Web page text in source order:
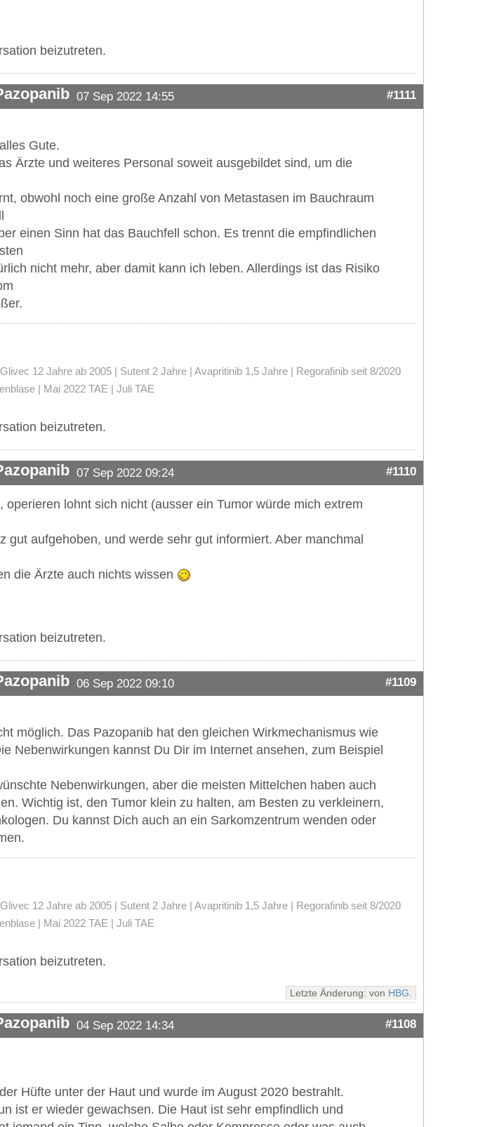
beizutreten.
07 Sep 2022 14:55 #1111
Gute.
Ärzte und weiteres Personal soweit ausgebildet sind, um die
obwohl noch eine große Anzahl von Metastasen im Bauchraum
einen Sinn hat das Bauchfell schon. Es trennt die empfindlichen
nicht mehr, aber damit kann ich leben. Allerdings ist das Risiko
12 Jahre ab 2005 | Sutent 2 Jahre | Avapritinib 1,5 Jahre | Regorafinib seit 8/2020
| Mai 2022 TAE | Juli TAE
beizutreten.
07 Sep 2022 09:24 #1110
lohnt sich nicht (ausser ein Tumor würde mich extrem
gut aufgehoben, und werde sehr gut informiert. Aber manchmal
die Ärzte auch nichts wissen
beizutreten.
06 Sep 2022 09:10 #1109
möglich. Das Pazopanib hat den gleichen Wirkmechanismus wie
Nebenwirkungen kannst Du Dir im Internet ansehen, zum Beispiel
Nebenwirkungen, aber die meisten Mittelchen haben auch
Wichtig ist, den Tumor klein zu halten, am Besten zu verkleinern,
Du kannst Dich auch an ein Sarkomzentrum wenden oder
12 Jahre ab 2005 | Sutent 2 Jahre | Avapritinib 1,5 Jahre | Regorafinib seit 8/2020
| Mai 2022 TAE | Juli TAE
beizutreten.
Letzte Änderung: von HBG
04 Sep 2022 14:34 #1108
Hüfte unter der Haut und wurde im August 2020 bestrahlt.
ist er wieder gewachsen. Die Haut ist sehr empfindlich und